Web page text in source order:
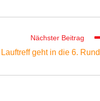
Nächster Beitrag
Lauftreff geht in die 6.